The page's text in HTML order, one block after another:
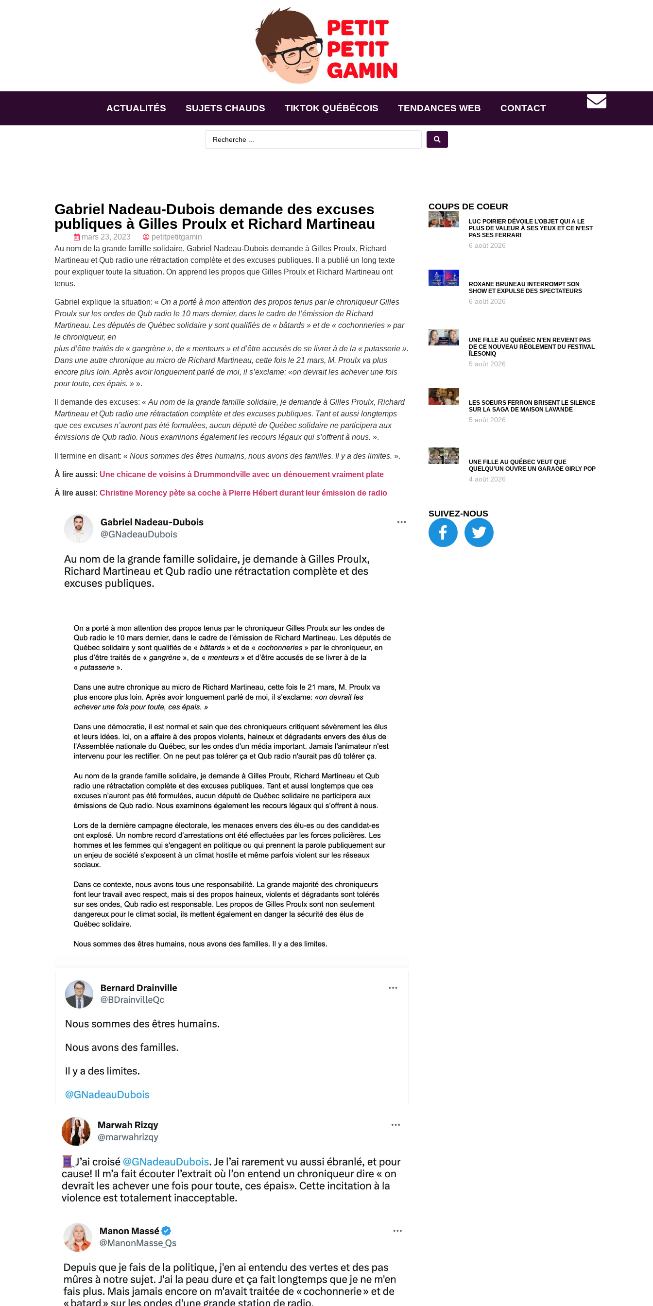
ACTUALITÉS SUJETS CHAUDS TIKTOK QUÉBÉCOIS TENDANCES WEB CONTACT
Gabriel Nadeau-Dubois demande des excuses
publiques à Gilles Proulx et Richard Martineau
mars 23, 2023
petitpetitgamin
Au nom de la grande famille solidaire, Gabriel Nadeau-Dubois demande à Gilles Proulx, Richard
Martineau et Qub radio une rétractation complète et des excuses publiques. Il a publié un long texte
pour expliquer toute la situation. On apprend les propos que Gilles Proulx et Richard Martineau ont
tenus.
Gabriel explique la situation: « On a porté à mon attention des propos tenus par le chroniqueur Gilles
Proulx sur les ondes de Qub radio le 10 mars dernier, dans le cadre de l’émission de Richard
Martineau. Les députés de Québec solidaire y sont qualifiés de « bâtards » et de « cochonneries » par
le chroniqueur, en
plus d’être traités de « gangrène », de « menteurs » et d’être accusés de se livrer à de la « putasserie ».
Dans une autre chronique au micro de Richard Martineau, cette fois le 21 mars, M. Proulx va plus
encore plus loin. Après avoir longuement parlé de moi, il s’exclame: «on devrait les achever une fois
pour toute, ces épais. » ».
Il demande des excuses: « Au nom de la grande famille solidaire, je demande à Gilles Proulx, Richard
Martineau et Qub radio une rétractation complète et des excuses publiques. Tant et aussi longtemps
que ces excuses n’auront pas été formulées, aucun député de Québec solidaire ne participera aux
émissions de Qub radio. Nous examinons également les recours légaux qui s’offrent à nous. ».
Il termine en disant: « Nous sommes des êtres humains, nous avons des familles. Il y a des limites. ».
À lire aussi: Une chicane de voisins à Drummondville avec un dénouement vraiment plate
À lire aussi: Christine Morency pète sa coche à Pierre Hébert durant leur émission de radio
COUPS DE COEUR
LUC POIRIER DÉVOILE L’OBJET QUI A LE
PLUS DE VALEUR À SES YEUX ET CE N’EST
PAS SES FERRARI
6 août 2026
ROXANE BRUNEAU INTERROMPT SON
SHOW ET EXPULSE DES SPECTATEURS
6 août 2026
UNE FILLE AU QUÉBEC N’EN REVIENT PAS
DE CE NOUVEAU RÈGLEMENT DU FESTIVAL
ÎLESONIQ
5 août 2026
LES SOEURS FERRON BRISENT LE SILENCE
SUR LA SAGA DE MAISON LAVANDE
5 août 2026
UNE FILLE AU QUÉBEC VEUT QUE
QUELQU’UN OUVRE UN GARAGE GIRLY POP
4 août 2026
SUIVEZ-NOUS